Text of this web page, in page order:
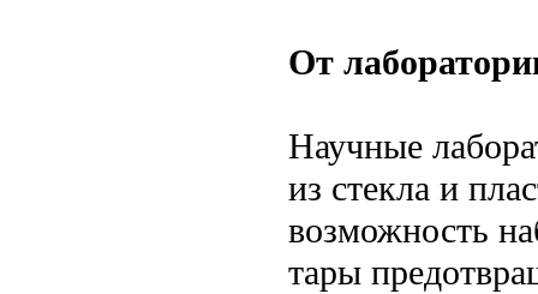
От
Научные
из стекла и
возможность
тары